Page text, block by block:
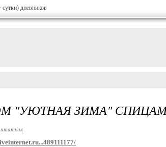
сутки) дневников
"УЮТНАЯ ЗИМА"